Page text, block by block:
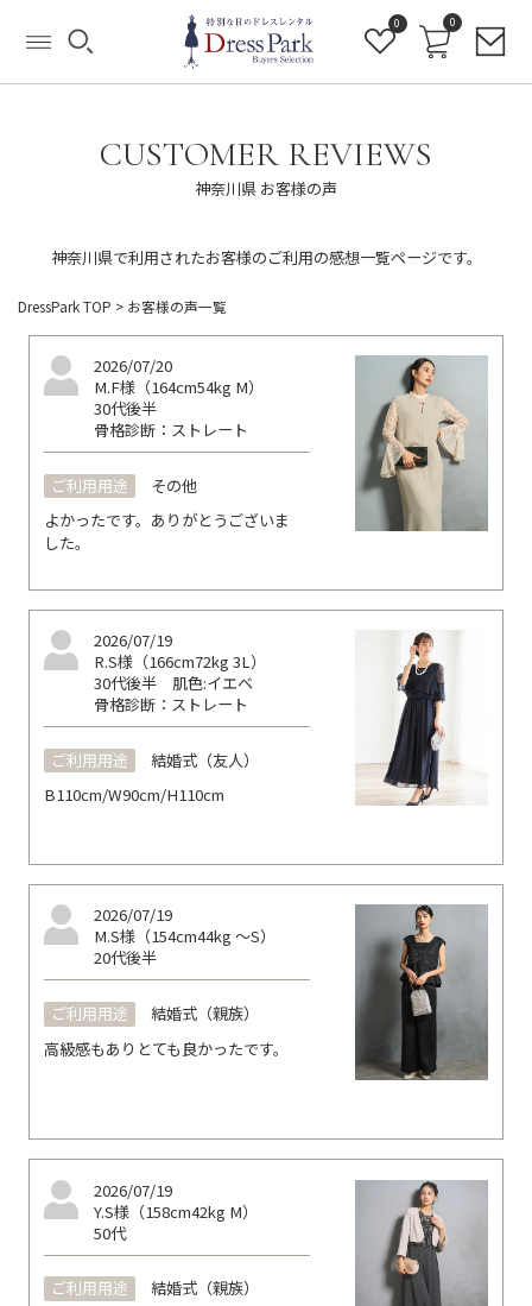
0 0
CUSTOMER REVIEWS
神奈川県 お客様の声
神奈川県で利用されたお客様のご利用の感想一覧ページです。
DressPark TOP > お客様の声一覧
2026/07/20
M.F様（164cm54kg M）
30代後半
骨格診断：ストレート
ご利用用途
その他
よかったです。ありがとうございま
した。
2026/07/19
R.S様（166cm72kg 3L）
30代後半 肌色:イエベ
骨格診断：ストレート
ご利用用途
結婚式（友人）
B110cm/W90cm/H110cm
2026/07/19
M.S様（154cm44kg ～S）
20代後半
ご利用用途
結婚式（親族）
高級感もありとても良かったです。
2026/07/19
Y.S様（158cm42kg M）
50代
ご利用用途
結婚式（親族）